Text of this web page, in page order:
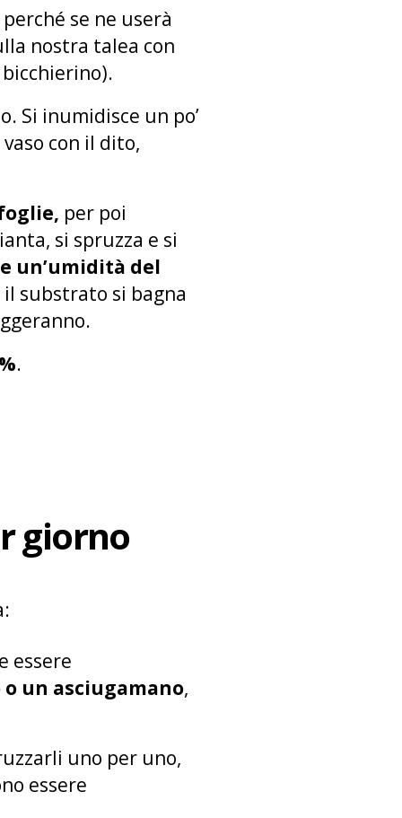
se ne userà
nostra talea con
Si inumidisce un po’
con il dito,
per poi
si spruzza e si
un’umidità del
substrato si bagna
.
giorno
essere
un asciugamano,
uno per uno,
essere